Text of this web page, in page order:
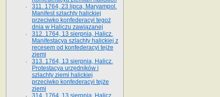
311. 1764, 23 lipca, Maryampol.
Manifest szlachty halickiej
przeciwko konfederacyi tegoż
dnia w Haliczu zawiązanej
312. 1764, 13 sierpnia, Halicz.
Manifestacya szlachty halickiej z
recesem od konfederacyi tejże
ziemi
313. 1764, 13 sierpnia, Halicz.
Protestacya urzędników i
szlachty ziemi halickiej
przeciwko konfederacyi tejże
ziemi
314. 1764, 13 sierpnia, Halicz.